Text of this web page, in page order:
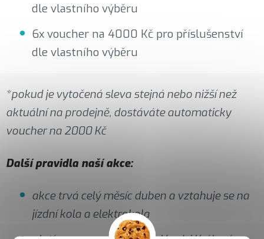
dle vlastního výběru
6x voucher na 4000 Kč pro příslušenství
dle vlastního výběru
*pokud je vytočená sleva stejná nebo nižší než
aktuální na prodejně, dostáváte automaticky
voucher na 2000 Kč
Další pravidla naší akce:
akce trvá celý měsíc duben a vztahuje se na
jízdní kola a elektrokola